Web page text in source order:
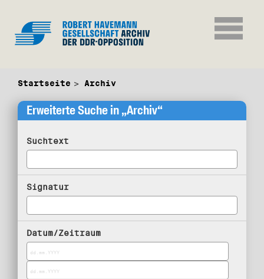
Startseite Archiv
Erweiterte Suche in „Archiv“
Suchtext
Signatur
Datum/Zeitraum